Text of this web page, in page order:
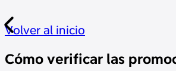
Volver al inicio
Cómo verificar las